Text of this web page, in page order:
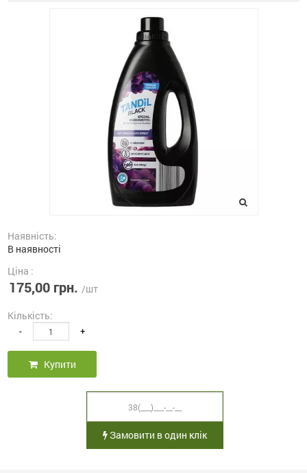
Наявність:
В наявності
Ціна :
175,00 грн. /шт
Кількість:
- +
Купити
Замовити в один клік